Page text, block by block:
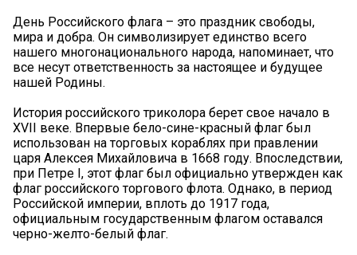
День Российского флага – это праздник свободы,
мира и добра. Он символизирует единство всего
нашего многонационального народа, напоминает, что
все несут ответственность за настоящее и будущее
нашей Родины.
История российского триколора берет свое начало в
XVII веке. Впервые бело-сине-красный флаг был
использован на торговых кораблях при правлении
царя Алексея Михайловича в 1668 году. Впоследствии,
при Петре I, этот флаг был официально утвержден как
флаг российского торгового флота. Однако, в период
Российской империи, вплоть до 1917 года,
официальным государственным флагом оставался
черно-желто-белый флаг.